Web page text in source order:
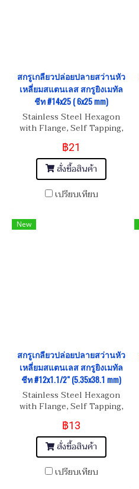
สกรูเกลียวปล่อยปลายสว่านหัว
เหลี่ยมสแตนเลส สกรูยิงเมทัล
ชีท #14x25 ( 6x25 mm)
Stainless Steel Hexagon
with Flange, Self Tapping,
Metal Sheet Screw #14x25 (
6x25 mm)
฿21
สั่งซื้อสินค้า
เปรียบเทียบ
New
สกรูเกลียวปล่อยปลายสว่านหัว
เหลี่ยมสแตนเลส สกรูยิงเมทัล
ชีท #12x1.1/2" (5.35x38.1 mm)
Stainless Steel Hexagon
with Flange, Self Tapping,
#12x1.1/2" (5x38.1mm)
฿13
สั่งซื้อสินค้า
เปรียบเทียบ